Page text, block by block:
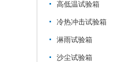
高低温试验箱
冷热冲击试验箱
淋雨试验箱
沙尘试验箱